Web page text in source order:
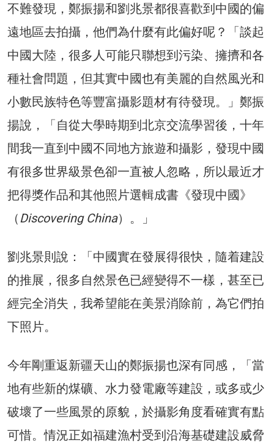
不難發現，鄭振揚和劉兆景都很喜歡到中國的偏
遠地區去拍攝，他們為什麼有此偏好呢？「談起
中國大陸，很多人可能只聯想到污染、擁擠和各
種社會問題，但其實中國也有美麗的自然風光和
小數民族特色等豐富攝影題材有待發現。」鄭振
揚說，「自從大學時期到北京交流學習後，十年
間我一直到中國不同地方旅遊和攝影，發現中國
有很多世界級景色卻一直被人忽略，所以最近才
把得獎作品和其他照片選輯成書《發現中國》
（ Discovering China）。」
劉兆景則說：「中國實在發展得很快，隨着建設
的推展，很多自然景色已經變得不一樣，甚至已
經完全消失，我希望能在美景消除前，為它們拍
下照片。
今年剛重返新疆天山的鄭振揚也深有同感，「當
地有些新的煤礦、水力發電廠等建設，或多或少
破壞了一些風景的原貌，於攝影角度看確實有點
可惜。情況正如福建漁村受到沿海基礎建設威脅